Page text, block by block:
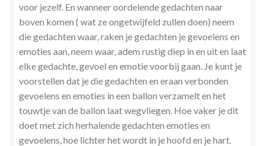
voor jezelf. En wanneer oordelende gedachten naar
boven komen ( wat ze ongetwijfeld zullen doen) neem
die gedachten waar, raken je gedachten je gevoelens en
emoties aan, neem waar, adem rustig diep in en uit en laat
elke gedachte, gevoel en emotie voorbij gaan. Je kunt je
voorstellen dat je die gedachten en eraan verbonden
gevoelens en emoties in een ballon verzamelt en het
touwtje van de ballon laat wegvliegen. Hoe vaker je dit
doet met zich herhalende gedachten emoties en
gevoelens, hoe lichter het wordt in je hoofd en je hart.